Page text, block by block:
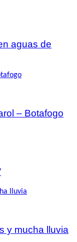
aguas de
– Botafogo
y mucha lluvia